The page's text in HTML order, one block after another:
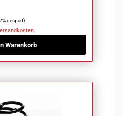
gespart)
Warenkorb